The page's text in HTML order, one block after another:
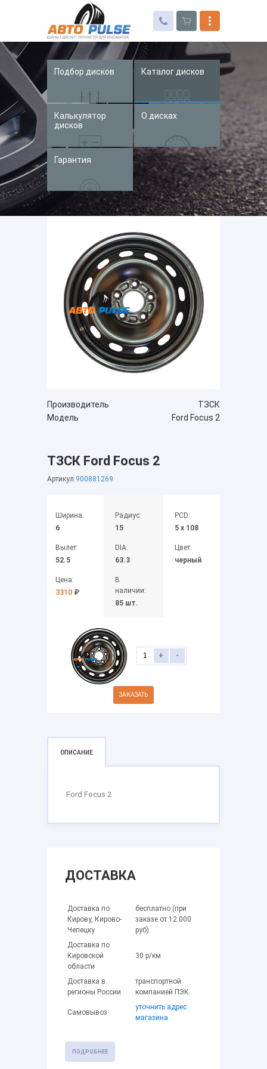
Автошины
Колесные диски
Запчасти для иномарок
Услуги
Доставка и оплата
Контакты
Подбор дисков Каталог дисков
Калькулятор
дисков
О дисках
Гарантия
Производитель
ТЗСК
Модель
Ford Focus 2
ТЗСК Ford Focus 2
Артикул 900881269
Ширина:
6
Вылет:
52.5
Цена:
3310 ₽
Радиус:
15
DIA:
63.3
В
наличии:
85 шт.
PCD:
5 x 108
Цвет:
черный
+ -
ЗАКАЗАТЬ
ОПИСАНИЕ
Ford Focus 2
ДОСТАВКА
Доставка по
Кирову, Кирово-
Чепецку
бесплатно (при
заказе от 12 000
руб).
Доставка по
Кировской
области
30 р/км
Доставка в
регионы России
транспортной
компанией ПЭК
Самовывоз
уточнить адрес
магазина
ПОДРОБНЕЕ